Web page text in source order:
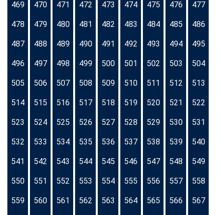
469 470 471 472 473 474 475 476 477
478 479 480 481 482 483 484 485 486
487 488 489 490 491 492 493 494 495
496 497 498 499 500 501 502 503 504
505 506 507 508 509 510 511 512 513
514 515 516 517 518 519 520 521 522
523 524 525 526 527 528 529 530 531
532 533 534 535 536 537 538 539 540
541 542 543 544 545 546 547 548 549
550 551 552 553 554 555 556 557 558
559 560 561 562 563 564 565 566 567